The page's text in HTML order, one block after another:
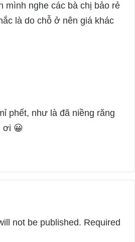
mình nghe các bà chị bảo rẻ
là do chỗ ở nên giá khác
phết, như là đã niềng răng
ơi 😀
not be published. Required